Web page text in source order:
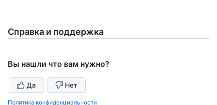
Справка и поддержка
Вы нашли что вам нужно?
Да Нет
Политика конфиденциальности